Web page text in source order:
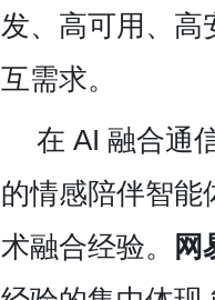
发、高可用、高
互需求。
在 AI 融合通
的情感陪伴智能
术融合经验。
网